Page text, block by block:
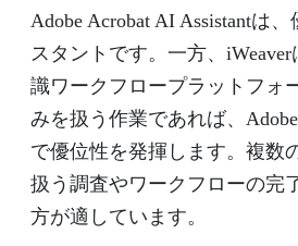
Adobe Acrobat AI Assistantは
スタントです。一方、
識ワークフロープラットフォ
みを扱う作業であれば、
で優位性を発揮します。複数
扱う調査やワークフローの完
方が適しています。